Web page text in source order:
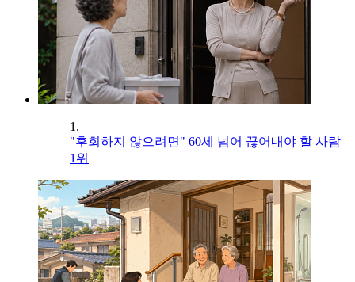
1.
"후회하지 않으려면" 60세 넘어 끊어내야 할 사람
1위